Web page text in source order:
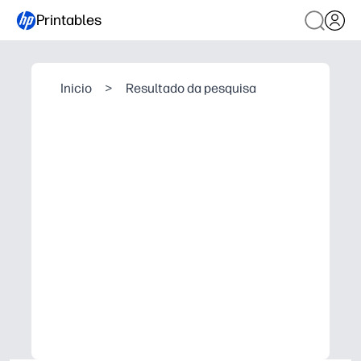
Printables
Inicio > Resultado da pesquisa